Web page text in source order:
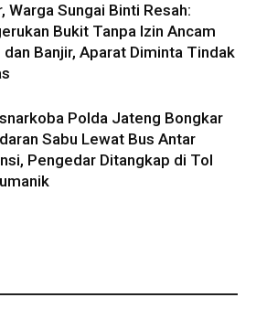
Warga Sungai Binti Resah:
Bukit Tanpa Izin Ancam
dan Banjir, Aparat Diminta Tindak
Polda Jateng Bongkar
Sabu Lewat Bus Antar
Pengedar Ditangkap di Tol